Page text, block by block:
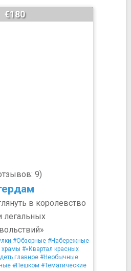
9)
€180
в королевство
легальных
#Обзорные #Набережные
храмы #«Квартал красных
главное #Необычные
#Пешком #Тематические